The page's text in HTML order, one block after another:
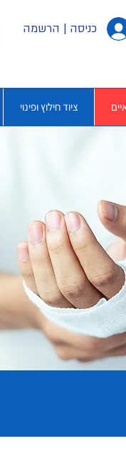
כניסה | הרשמה
ציוד חילוץ ופינוי